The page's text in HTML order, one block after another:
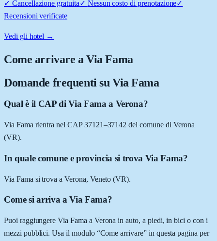
✓ Cancellazione gratuita✓ Nessun costo di prenotazione✓
Recensioni verificate
Vedi gli hotel →
Come arrivare aVia Fama
Domande frequenti su Via Fama
Qual è il CAP di Via Fama a Verona?
Via Fama rientra nel CAP 37121–37142 del comune di Verona
(VR).
In quale comune e provincia si trova Via Fama?
Via Fama si trova a Verona, Veneto (VR).
Come si arriva a Via Fama?
Puoi raggiungere Via Fama a Verona in auto, a piedi, in bici o con i
mezzi pubblici. Usa il modulo “Come arrivare” in questa pagina per